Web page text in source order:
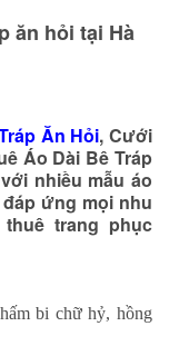
ăn hỏi tại Hà
Ăn Hỏi,Cưới
Áo Dài Bê Tráp
nhiều mẫu áo
ứng mọi nhu
trang phục
bi chữ hỷ, hồng